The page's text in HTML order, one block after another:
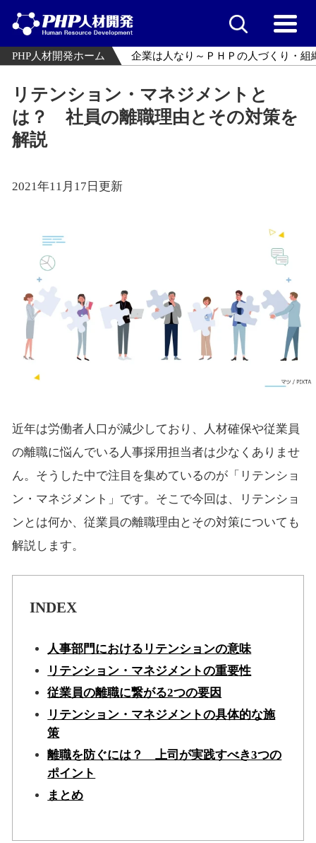
PHP人材開発ホーム 企業は人なり～ＰＨＰの人づくり・組
リテンション・マネジメントと
は？ 社員の離職理由とその対策を
解説
2021年11月17日更新
近年は労働者人口が減少しており、人材確保や従業員
の離職に悩んでいる人事採用担当者は少なくありませ
ん。そうした中で注目を集めているのが「リテンショ
ン・マネジメント」です。そこで今回は、リテンショ
ンとは何か、従業員の離職理由とその対策についても
解説します。
INDEX
人事部門におけるリテンションの意味
リテンション・マネジメントの重要性
従業員の離職に繋がる2つの要因
リテンション・マネジメントの具体的な施
策
離職を防ぐには？ 上司が実践すべき3つの
ポイント
まとめ